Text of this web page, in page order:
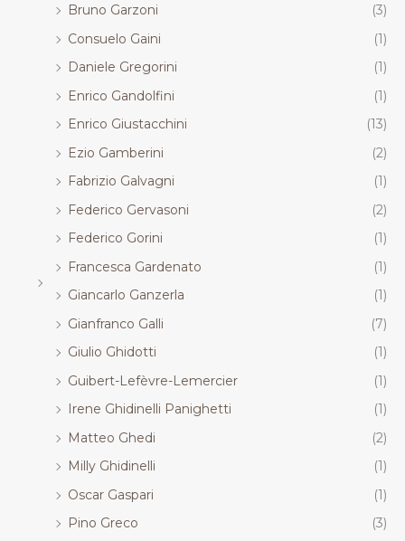
Bruno Garzoni
(3)
Consuelo Gaini
(1)
Daniele Gregorini
(1)
Enrico Gandolfini
(1)
Enrico Giustacchini
(13)
Ezio Gamberini
(2)
Fabrizio Galvagni
(1)
Federico Gervasoni
(2)
Federico Gorini
(1)
Francesca Gardenato
(1)
Giancarlo Ganzerla
(1)
Gianfranco Galli
(7)
Giulio Ghidotti
(1)
Guibert-Lefèvre-Lemercier
(1)
Irene Ghidinelli Panighetti
(1)
Matteo Ghedi
(2)
Milly Ghidinelli
(1)
Oscar Gaspari
(1)
Pino Greco
(3)